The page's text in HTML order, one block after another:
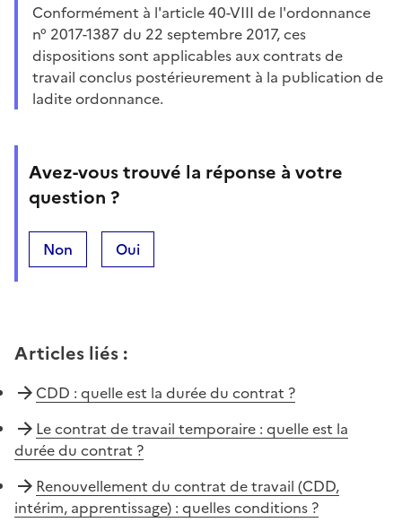
Conformément à l'article 40-VIII de l'ordonnance
n° 2017-1387 du 22 septembre 2017, ces
dispositions sont applicables aux contrats de
travail conclus postérieurement à la publication de
ladite ordonnance.
Avez-vous trouvé la réponse à votre
question ?
Non Oui
Articles liés :
CDD : quelle est la durée du contrat ?
Le contrat de travail temporaire : quelle est la
durée du contrat ?
Renouvellement du contrat de travail (CDD,
intérim, apprentissage) : quelles conditions ?